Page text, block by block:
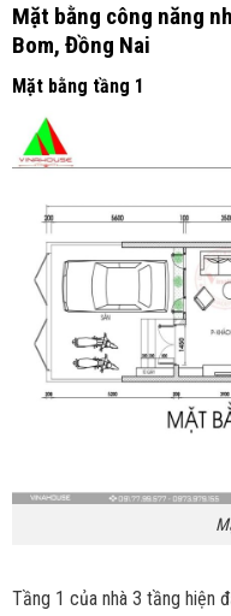
Mặt bằng công năng
Bom, Đồng Nai
Mặt bằng tầng 1
Tầng 1 của nhà 3 tầng hiện